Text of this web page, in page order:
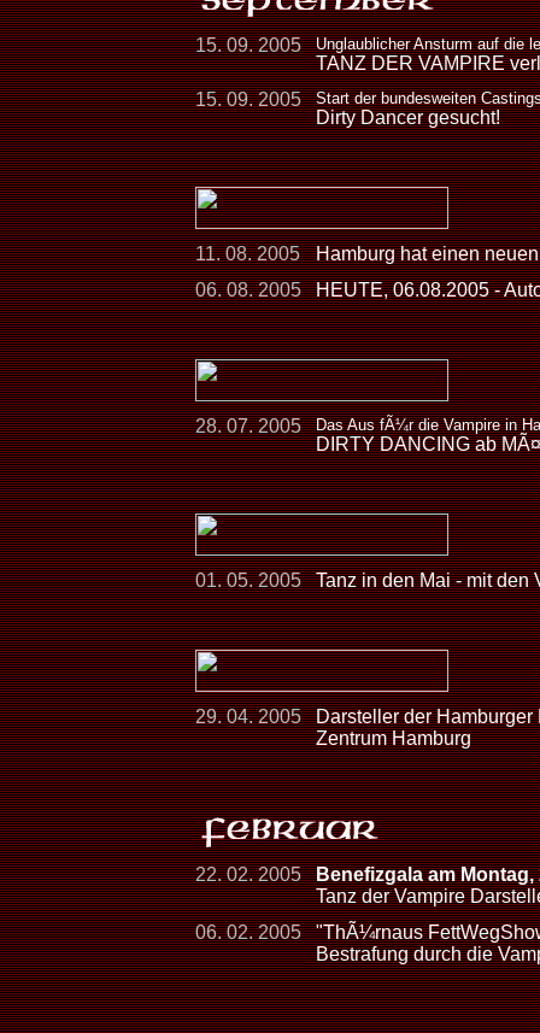
15. 09. 2005 Unglaublicher Ansturm auf die
TANZ DER VAMPIRE
15. 09. 2005
Start der bundesweiten
Dirty Dancer gesucht!
11. 08. 2005
Hamburg hat einen
06. 08. 2005
HEUTE, 06.08.2005 -
28. 07. 2005 Das Aus fÃ¼r die Vampire in
DIRTY DANCING ab
01. 05. 2005 Tanz in den Mai - mit den
29. 04. 2005
Darsteller der
Zentrum Hamburg
22. 02. 2005
Benefizgala am
Tanz der Vampire
06. 02. 2005
"ThÃ¼rnaus
Bestrafung durch die